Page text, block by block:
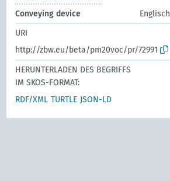
Conveying device
Englisch
URI
http://zbw.eu/beta/pm20voc/pr/72991
HERUNTERLADEN DES BEGRIFFS
IM SKOS-FORMAT:
RDF/XML TURTLE JSON-LD